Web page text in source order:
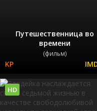
Путешественница во
времени
(фильм)
HD